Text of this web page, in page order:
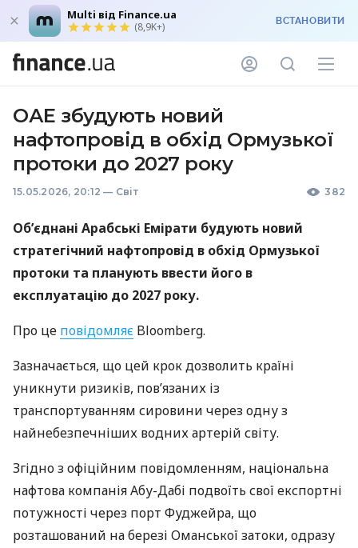
Multi від Finance.ua
(8,9K+) ВСТАНОВИТИ
ОАЕ збудують новий
нафтопровід в обхід Ормузької
протоки до 2027 року
15.05.2026, 20:12 — Світ 382
Об’єднані Арабські Емірати будують новий
стратегічний нафтопровід в обхід Ормузької
протоки та планують ввести його в
експлуатацію до 2027 року.
Про це повідомляє Bloomberg.
Зазначається, що цей крок дозволить країні
уникнути ризиків, пов’язаних із
транспортуванням сировини через одну з
найнебезпечніших водних артерій світу.
Згідно з офіційним повідомленням, національна
нафтова компанія Абу-Дабі подвоїть свої експортні
потужності через порт Фуджейра, що
розташований на березі Оманської затоки, одразу